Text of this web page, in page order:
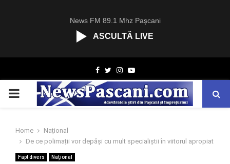
News FM 89.1 Mhz Pașcani
ASCULTĂ LIVE
Facebook
TwitterInstagram
Youtube
PRIMARY
Home
Național
De ce polimații vor depăși cu mult specialiștii în viitorul apropiat
Fapt divers Național